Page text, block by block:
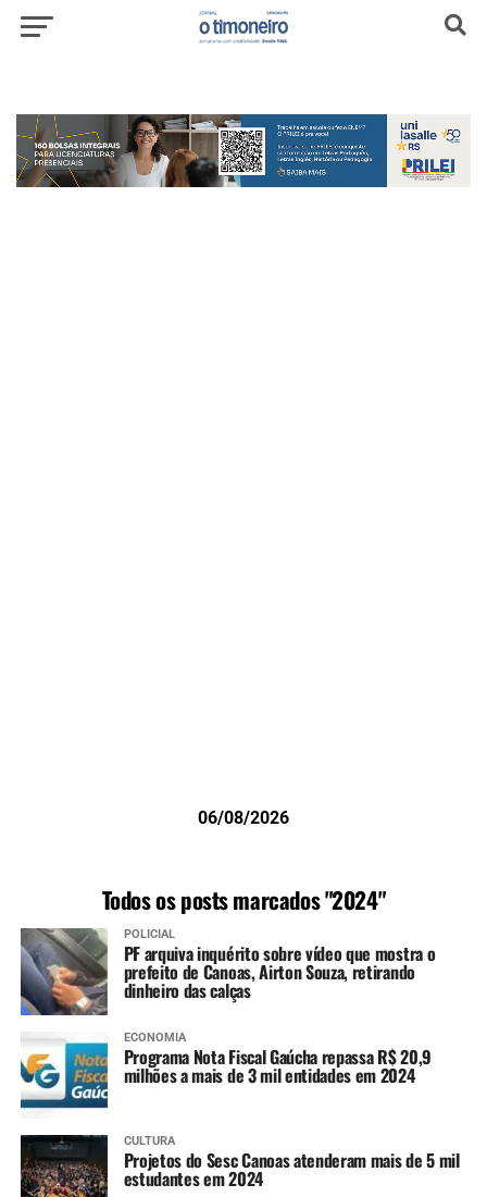
06/08/2026
Todos os posts marcados "2024"
POLICIAL
PF arquiva inquérito sobre vídeo que mostra o
prefeito de Canoas, Airton Souza, retirando
dinheiro das calças
ECONOMIA
Programa Nota Fiscal Gaúcha repassa R$ 20,9
milhões a mais de 3 mil entidades em 2024
CULTURA
Projetos do Sesc Canoas atenderam mais de 5 mil
estudantes em 2024